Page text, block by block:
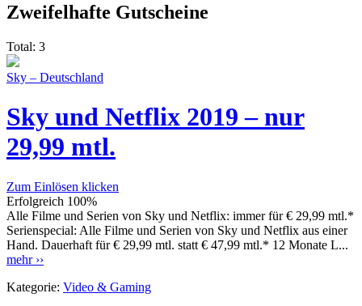
Zweifelhafte Gutscheine
Total: 3
Sky – Deutschland
Sky und Netflix 2019 – nur
29,99 mtl.
Zum Einlösen klicken
Erfolgreich 100%
Alle Filme und Serien von Sky und Netflix: immer für € 29,99 mtl.*
Serienspecial: Alle Filme und Serien von Sky und Netflix aus einer
Hand. Dauerhaft für € 29,99 mtl. statt € 47,99 mtl.* 12 Monate L...
mehr ››
Kategorie: Video & Gaming